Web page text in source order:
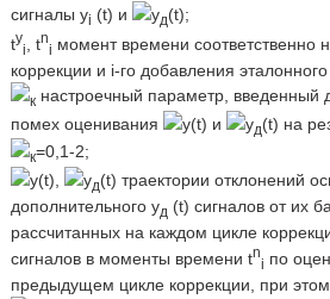
сигналы yi (t) и yд(t);
ty
i , tn
i момент времени соответственно
коррекции и i-го добавления эталонного
кнастроечный параметр, введенный
помех оценивания
y(t) и yд(t) на
к=0,1-2;
y(t),
yд(t) траектории отклонений
дополнительного yд (t) сигналов от их
рассчитанных на каждом цикле
сигналов в моменты времени tn
i по
предыдущем цикле коррекции, при этом